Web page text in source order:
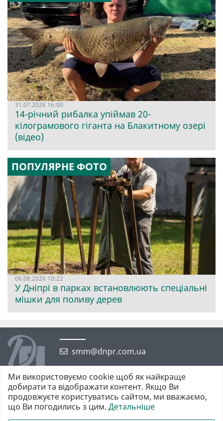
31.07.2026 16:00
14-річний рибалка упіймав 20-
кілограмового гіганта на Блакитному озері
(відео)
ПОПУЛЯРНЕ ФОТО
06.08.2026 10:22
У Дніпрі в парках встановлюють спеціальні
мішки для поливу дерев
smm@dnpr.com.ua
©2026 https://dnpr.com.ua Дніпровська порадниця
Ми використовуємо cookie щоб як найкраще
добирати та відображати контент. Якщо Ви
продовжуєте користуватись сайтом, ми вважаємо,
що Ви погодились з цим. Детальніше